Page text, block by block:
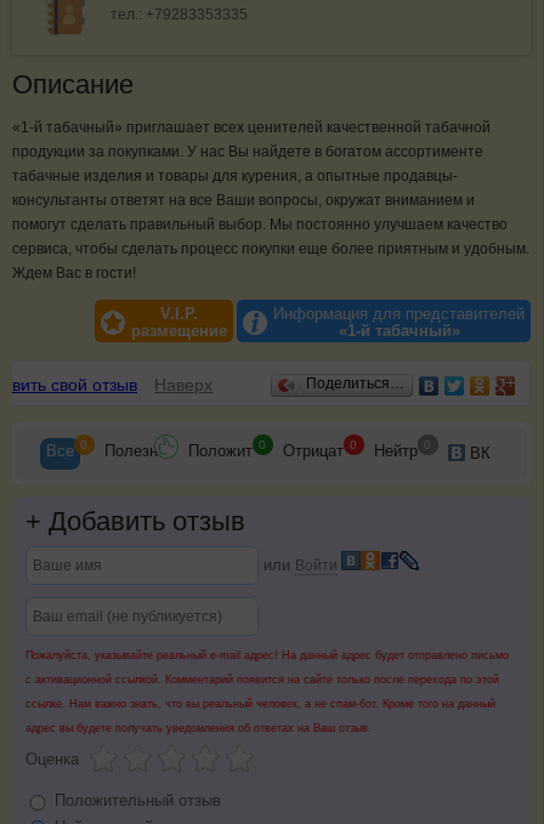
тел.: +79283353335
Описание
«1-й табачный» приглашает всех ценителей качественной табачной
продукции за покупками. У нас Вы найдете в богатом ассортименте
табачные изделия и товары для курения, а опытные продавцы-
консультанты ответят на все Ваши вопросы, окружат вниманием и
помогут сделать правильный выбор. Мы постоянно улучшаем качество
сервиса, чтобы сделать процесс покупки еще более приятным и удобным.
Ждем Вас в гости!
V.I.P.
размещение
Информация для представителей
«1-й табачный»
Отзывы
свой отзыв Наверх Поделиться…
Все 0 Полезн Положит 0 Отрицат 0 Нейтр 0 ВК
+ Добавить отзыв
или Войти
Пожалуйста, указывайте реальный e-mail адрес! На данный адрес будет отправлено письмо
с активационной ссылкой. Комментарий появится на сайте только после перехода по этой
ссылке. Нам важно знать, что вы реальный человек, а не спам-бот. Кроме того на данный
адрес вы будете получать уведомления об ответах на Ваш отзыв.
Оценка
Положительный отзыв